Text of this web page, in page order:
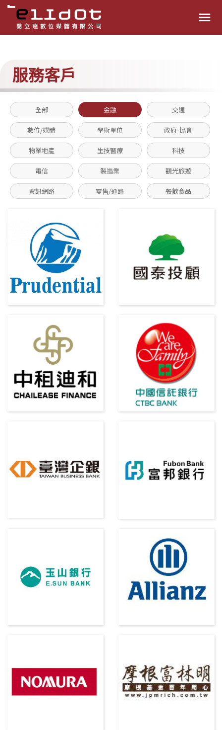
menu
服務客戶
全部 金融 交通
數位/媒體 學術單位 政府-協會
物業地產 生技醫療 科技
電信 製造業 觀光旅遊
資訊網路 零售/通路 餐飲食品